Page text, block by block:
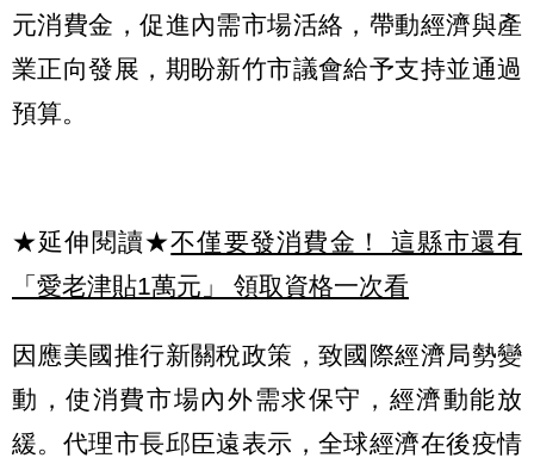
元消費金，促進內需市場活絡，帶動經濟與產
業正向發展，期盼新竹市議會給予支持並通過
預算。
★延伸閱讀★不僅要發消費金！ 這縣市還有
「愛老津貼1萬元」 領取資格一次看
因應美國推行新關稅政策，致國際經濟局勢變
動，使消費市場內外需求保守，經濟動能放
緩。代理市長邱臣遠表示，全球經濟在後疫情